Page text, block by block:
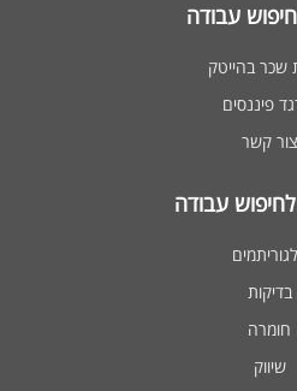
עבודה
שכר בהייטק
פיננסים
צור קשר
עבודה
בדיקות
חומרה
שיווק